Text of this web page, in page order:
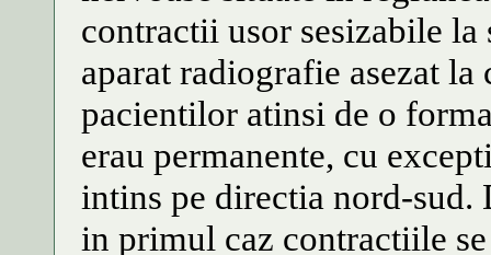
contractii usor sesizabile
aparat radiografie asezat
pacientilor atinsi de o
erau permanente, cu
intins pe directia nord-sud.
in primul caz contractiile